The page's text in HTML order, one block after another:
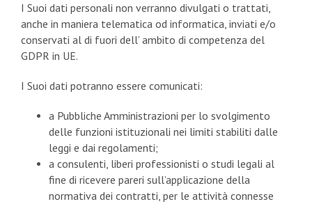
I Suoi dati personali non verranno divulgati o trattati,
anche in maniera telematica od informatica, inviati e/o
conservati al di fuori dell’ ambito di competenza del
GDPR in UE.
I Suoi dati potranno essere comunicati:
a Pubbliche Amministrazioni per lo svolgimento
delle funzioni istituzionali nei limiti stabiliti dalle
leggi e dai regolamenti;
a consulenti, liberi professionisti o studi legali al
fine di ricevere pareri sull’applicazione della
normativa dei contratti, per le attività connesse